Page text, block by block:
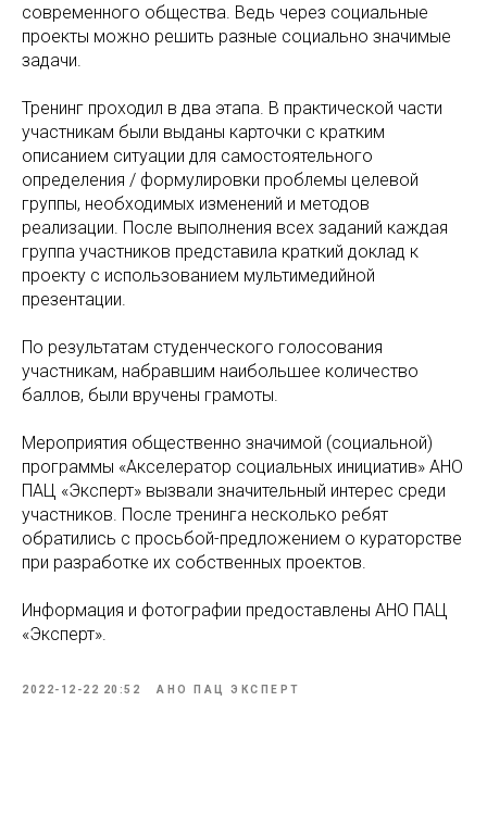
современного общества. Ведь через социальные
проекты можно решить разные социально значимые
задачи.
Тренинг проходил в два этапа. В практической части
участникам были выданы карточки с кратким
описанием ситуации для самостоятельного
определения / формулировки проблемы целевой
группы, необходимых изменений и методов
реализации. После выполнения всех заданий каждая
группа участников представила краткий доклад к
проекту с использованием мультимедийной
презентации.
По результатам студенческого голосования
участникам, набравшим наибольшее количество
баллов, были вручены грамоты.
Мероприятия общественно значимой (социальной)
программы «Акселератор социальных инициатив» АНО
ПАЦ «Эксперт» вызвали значительный интерес среди
участников. После тренинга несколько ребят
обратились с просьбой-предложением о кураторстве
при разработке их собственных проектов.
Информация и фотографии предоставлены АНО ПАЦ
«Эксперт».
2022-12-22 20:52 АНО ПАЦ ЭКСПЕРТ